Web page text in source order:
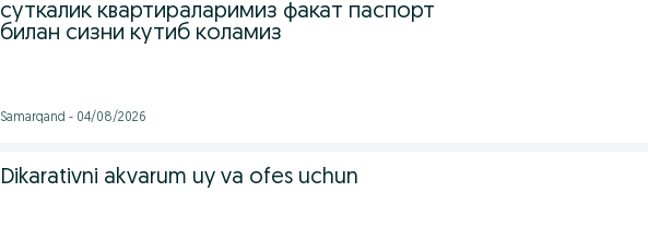
суткалик квартираларимиз факат паспорт
билан сизни кутиб коламиз
Samarqand - 04/08/2026
Dikarativni akvarum uy va ofes uchun